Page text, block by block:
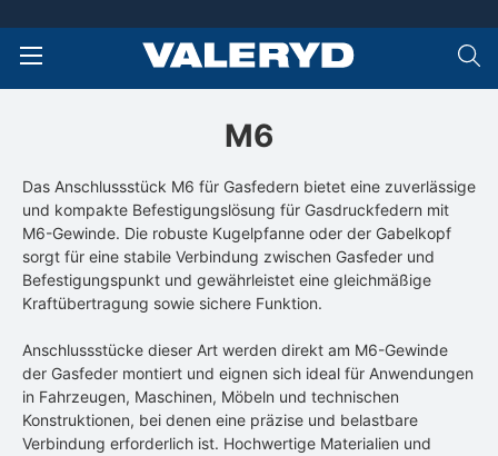
M6
Das Anschlussstück M6 für Gasfedern bietet eine zuverlässige
und kompakte Befestigungslösung für Gasdruckfedern mit
M6-Gewinde. Die robuste Kugelpfanne oder der Gabelkopf
sorgt für eine stabile Verbindung zwischen Gasfeder und
Befestigungspunkt und gewährleistet eine gleichmäßige
Kraftübertragung sowie sichere Funktion.
Anschlussstücke dieser Art werden direkt am M6-Gewinde
der Gasfeder montiert und eignen sich ideal für Anwendungen
in Fahrzeugen, Maschinen, Möbeln und technischen
Konstruktionen, bei denen eine präzise und belastbare
Verbindung erforderlich ist. Hochwertige Materialien und